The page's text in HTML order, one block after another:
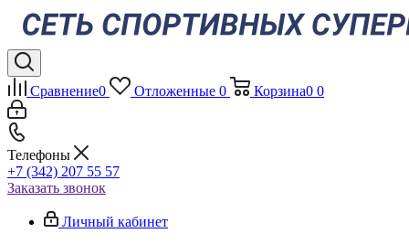
Сравнение0 Отложенные 0 Корзина0 0
Телефоны
+7 (342) 207 55 57
Заказать звонок
Личный кабинет